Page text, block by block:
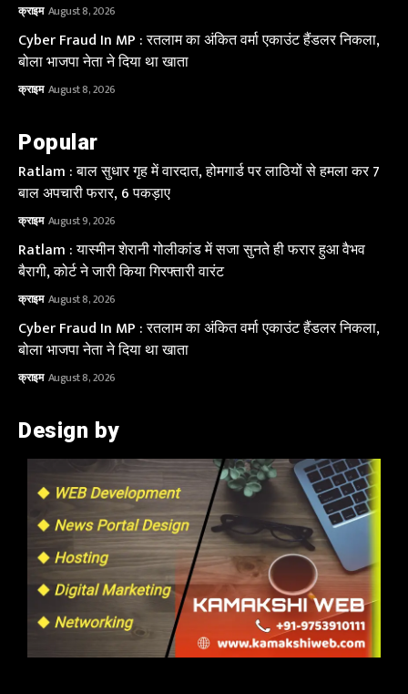
क्राइम August 8, 2026
Cyber Fraud In MP : रतलाम का अंकित वर्मा एकाउंट हैंडलर निकला,
बोला भाजपा नेता ने दिया था खाता
क्राइम August 8, 2026
Popular
Ratlam : बाल सुधार गृह में वारदात, होमगार्ड पर लाठियों से हमला कर 7
बाल अपचारी फरार, 6 पकड़ाए
क्राइम August 9, 2026
Ratlam : यास्मीन शेरानी गोलीकांड में सजा सुनते ही फरार हुआ वैभव
बैरागी, कोर्ट ने जारी किया गिरफ्तारी वारंट
क्राइम August 8, 2026
Cyber Fraud In MP : रतलाम का अंकित वर्मा एकाउंट हैंडलर निकला,
बोला भाजपा नेता ने दिया था खाता
क्राइम August 8, 2026
Design by